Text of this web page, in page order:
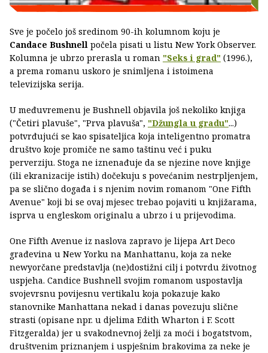
Sve je počelo još sredinom 90-ih kolumnom koju je
Candace Bushnell počela pisati u listu New York Observer.
Kolumna je ubrzo prerasla u roman "Seks i grad" (1996.),
a prema romanu uskoro je snimljena i istoimena
televizijska serija.
U međuvremenu je Bushnell objavila još nekoliko knjiga
("Četiri plavuše", "Prva plavuša", "Džungla u gradu"...)
potvrđujući se kao spisateljica koja inteligentno promatra
društvo koje promiče ne samo taštinu već i puku
perverziju. Stoga ne iznenađuje da se njezine nove knjige
(ili ekranizacije istih) dočekuju s povećanim nestrpljenjem,
pa se slično događa i s njenim novim romanom "One Fifth
Avenue" koji bi se ovaj mjesec trebao pojaviti u knjižarama,
isprva u engleskom originalu a ubrzo i u prijevodima.
One Fifth Avenue iz naslova zapravo je lijepa Art Deco
građevina u New Yorku na Manhattanu, koja za neke
newyorčane predstavlja (ne)dostižni cilj i potvrdu životnog
uspjeha. Candice Bushnell svojim romanom uspostavlja
svojevrsnu povijesnu vertikalu koja pokazuje kako
stanovnike Manhattana nekad i danas povezuju slične
strasti (opisane npr. u djelima Edith Wharton i F. Scott
Fitzgeralda) jer u svakodnevnoj želji za moći i bogatstvom,
društvenim priznanjem i uspješnim brakovima za neke je